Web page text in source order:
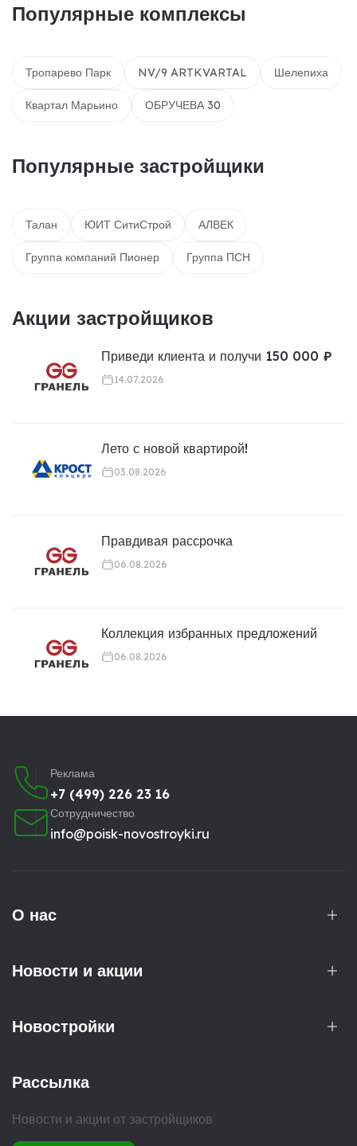
Популярные комплексы
Тропарево Парк NV/9 ARTKVARTAL Шелепиха
Квартал Марьино ОБРУЧЕВА 30
Популярные застройщики
Талан ЮИТ СитиСтрой АЛВЕК
Группа компаний Пионер Группа ПСН
Акции застройщиков
Приведи клиента и получи 150 000 ₽
14.07.2026
Лето с новой квартирой!
03.08.2026
Правдивая рассрочка
06.08.2026
Коллекция избранных предложений
06.08.2026
Реклама
+7 (499) 226 23 16
Сотрудничество
info@poisk-novostroyki.ru
О нас
Новости и акции
Новостройки
Рассылка
Новости и акции от застройщиков